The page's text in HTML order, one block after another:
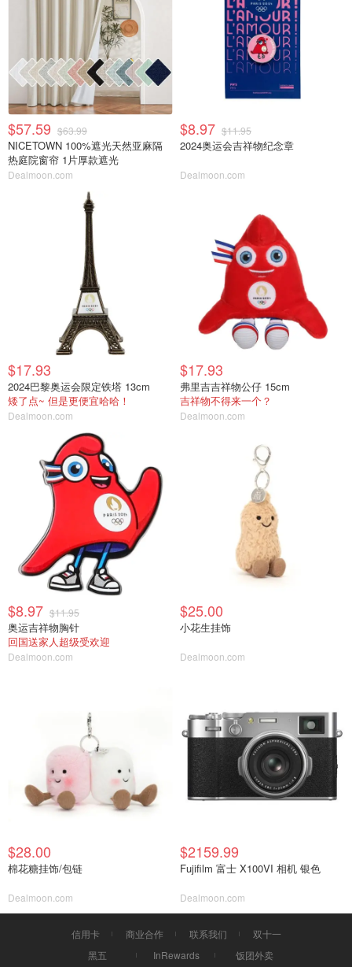
$57.59 $63.99
NICETOWN 100%遮光天然亚麻隔
热庭院窗帘 1片厚款遮光
Dealmoon.com
$8.97 $11.95
2024奥运会吉祥物纪念章
Dealmoon.com
$17.93
2024巴黎奥运会限定铁塔 13cm
矮了点~ 但是更便宜哈哈！
Dealmoon.com
$17.93
弗里吉吉祥物公仔 15cm
吉祥物不得来一个？
Dealmoon.com
$8.97 $11.95
奥运吉祥物胸针
回国送家人超级受欢迎
Dealmoon.com
$25.00
小花生挂饰
Dealmoon.com
$28.00
棉花糖挂饰/包链
Dealmoon.com
$2159.99
Fujifilm 富士 X100VI 相机 银色
Dealmoon.com
信用卡 商业合作 联系我们
双十一
黑五
InRewards 饭团外卖